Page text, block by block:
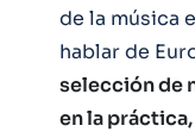
de la música
hablar de
selección de
en la